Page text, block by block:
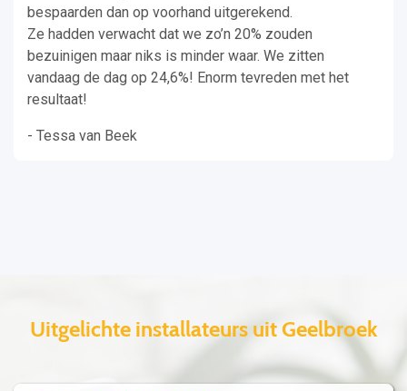
bespaarden dan op voorhand uitgerekend.
Ze hadden verwacht dat we zo’n 20% zouden
bezuinigen maar niks is minder waar. We zitten
vandaag de dag op 24,6%! Enorm tevreden met het
resultaat!
- Tessa van Beek
Uitgelichte installateurs uit Geelbroek